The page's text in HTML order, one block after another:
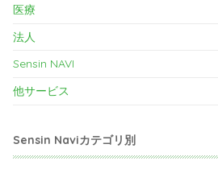
医療
法人
Sensin NAVI
他サービス
Sensin Naviカテゴリ別